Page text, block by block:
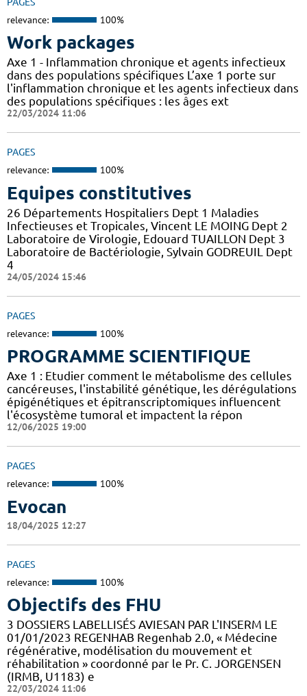
relevance: 100%
Work packages
Axe 1 - Inflammation chronique et agents infectieux
dans des populations spécifiques L’axe 1 porte sur
l'inflammation chronique et les agents infectieux dans
des populations spécifiques : les âges ext
22/03/2024 11:06
PAGES
relevance: 100%
Equipes constitutives
26 Départements Hospitaliers Dept 1 Maladies
Infectieuses et Tropicales, Vincent LE MOING Dept 2
Laboratoire de Virologie, Edouard TUAILLON Dept 3
Laboratoire de Bactériologie, Sylvain GODREUIL Dept
4
24/05/2024 15:46
PAGES
relevance: 100%
PROGRAMME SCIENTIFIQUE
Axe 1 : Etudier comment le métabolisme des cellules
cancéreuses, l'instabilité génétique, les dérégulations
épigénétiques et épitranscriptomiques influencent
l'écosystème tumoral et impactent la répon
12/06/2025 19:00
PAGES
relevance: 100%
Evocan
18/04/2025 12:27
PAGES
relevance: 100%
Objectifs des FHU
3 DOSSIERS LABELLISÉS AVIESAN PAR L'INSERM LE
01/01/2023 REGENHAB Regenhab 2.0, « Médecine
régénérative, modélisation du mouvement et
réhabilitation » coordonné par le Pr. C. JORGENSEN
(IRMB, U1183) e
22/03/2024 11:06